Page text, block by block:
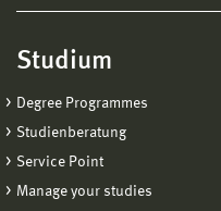
Studium
Degree Programmes
Studienberatung
Service Point
Manage your studies